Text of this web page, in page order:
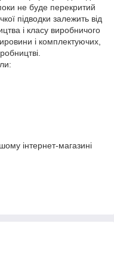
не буде перекритий
підводки залежить від
і класу виробничого
і комплектуючих,
інтернет-магазині